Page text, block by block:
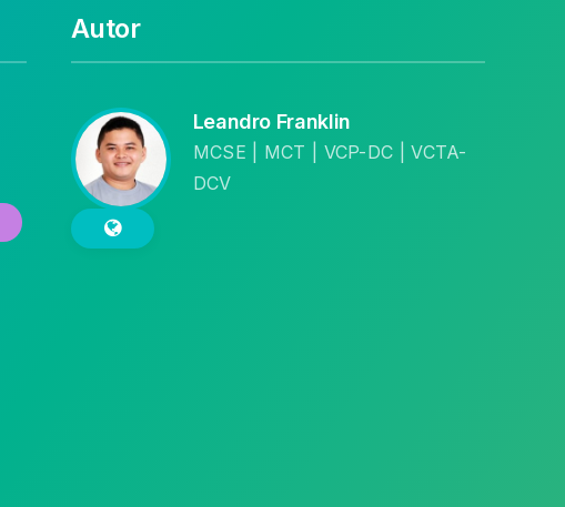
Autor
Leandro Franklin
MCSE | MCT | VCP-DC | VCTA-
DCV